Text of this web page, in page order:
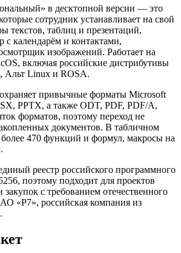
в десктопной версии — это
сотрудник устанавливает на свой
текстов, таблиц и презентаций,
с календарём и контактами,
изображений. Работает на
включая российские дистрибутивы
Linux и ROSA.
привычные форматы Microsoft
PPTX, а также ODT, PDF, PDF/A,
форматов, поэтому переход не
документов. В табличном
более 470 функций и формул, макросы на
реестр российского программного
поэтому подходит для проектов
с требованием отечественного
«Р7», российская компания из